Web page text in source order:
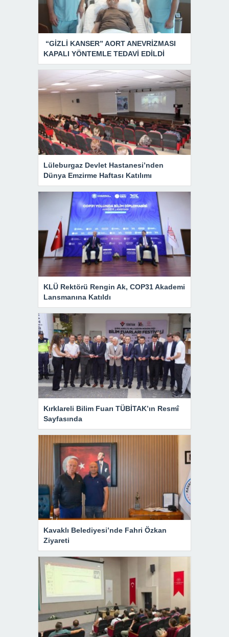
“GİZLİ KANSER” AORT ANEVRİZMASI
KAPALI YÖNTEMLE TEDAVİ EDİLDİ
Lüleburgaz Devlet Hastanesi’nden
Dünya Emzirme Haftası Katılımı
KLÜ Rektörü Rengin Ak, COP31 Akademi
Lansmanına Katıldı
Kırklareli Bilim Fuarı TÜBİTAK’ın Resmî
Sayfasında
Kavaklı Belediyesi’nde Fahri Özkan
Ziyareti